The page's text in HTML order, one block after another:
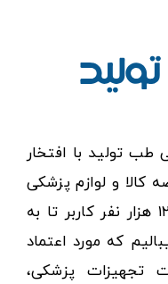
طب تولید با افتخار
عرصه کالا و لوازم پزشکی
توانسته مورد اعتماد بیش از ۱۲۰ هزار نفر کاربر تا به
که مورد اعتماد
تجهیزات پزشکی،